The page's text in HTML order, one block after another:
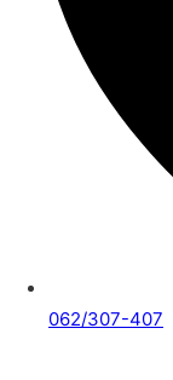
062/307-407